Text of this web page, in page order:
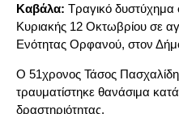
Καβάλα: Τραγικό δυστύχημα
Κυριακής 12 Οκτωβρίου σε
Ενότητας Ορφανού, στον
Ο 51χρονος Τάσος
τραυματίστηκε θανάσιμα κατά
δραστηριότητας.